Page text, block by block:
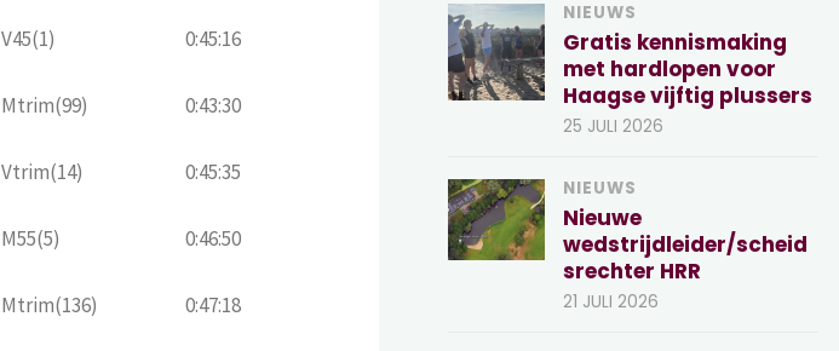
V45(1) 0:45:16
Mtrim(99) 0:43:30
Vtrim(14) 0:45:35
M55(5) 0:46:50
Mtrim(136) 0:47:18
NIEUWS
Gratis kennismaking
met hardlopen voor
Haagse vijftig plussers
25 JULI 2026
NIEUWS
Nieuwe
wedstrijdleider/scheid
srechter HRR
21 JULI 2026